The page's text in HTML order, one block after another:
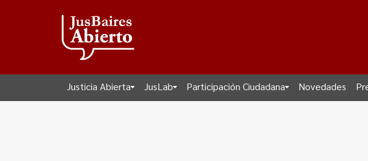
Justicia Abierta JusLab Participación Ciudadana Novedades